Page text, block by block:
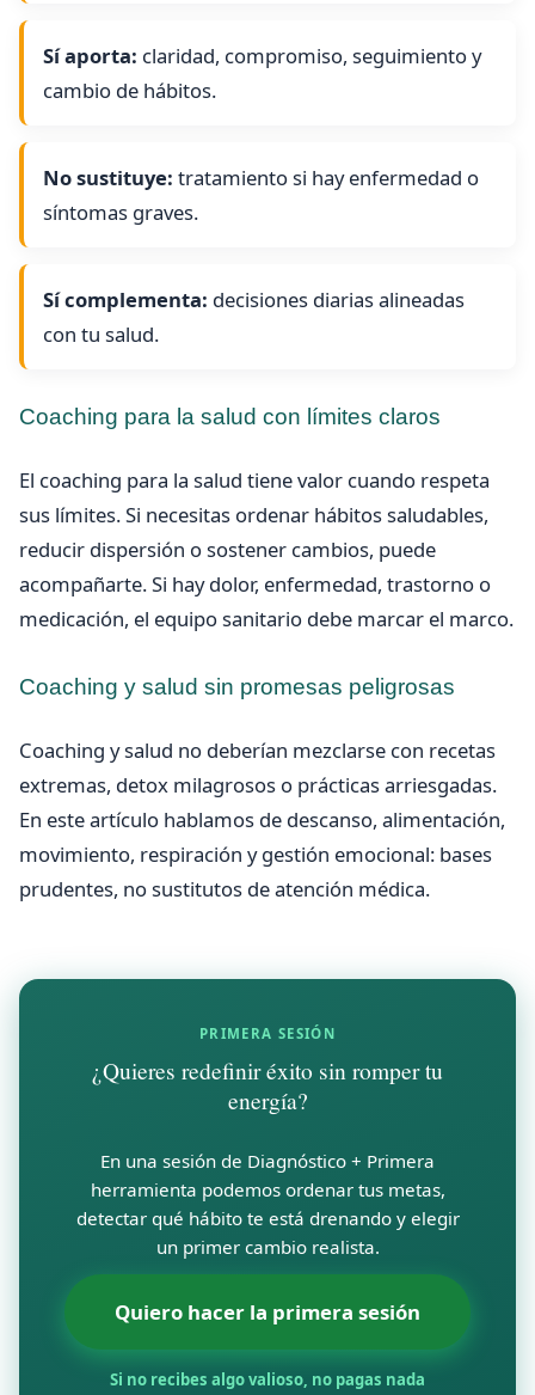
Sí aporta: claridad, compromiso, seguimiento y
cambio de hábitos.
No sustituye: tratamiento si hay enfermedad o
síntomas graves.
Sí complementa: decisiones diarias alineadas
con tu salud.
Coaching para la salud con límites claros
El coaching para la salud tiene valor cuando respeta
sus límites. Si necesitas ordenar hábitos saludables,
reducir dispersión o sostener cambios, puede
acompañarte. Si hay dolor, enfermedad, trastorno o
medicación, el equipo sanitario debe marcar el marco.
Coaching y salud sin promesas peligrosas
Coaching y salud no deberían mezclarse con recetas
extremas, detox milagrosos o prácticas arriesgadas.
En este artículo hablamos de descanso, alimentación,
movimiento, respiración y gestión emocional: bases
prudentes, no sustitutos de atención médica.
PRIMERA SESIÓN
¿Quieres redefinir éxito sin romper tu
energía?
En una sesión de Diagnóstico + Primera
herramienta podemos ordenar tus metas,
detectar qué hábito te está drenando y elegir
un primer cambio realista.
Quiero hacer la primera sesión
Si no recibes algo valioso, no pagas nada